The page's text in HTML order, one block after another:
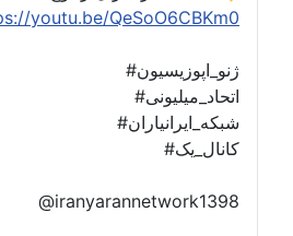
https://youtu.be/QeSoO6CBKm0
#ژنو_اپوزیسیون
#اتحاد_میلیونی
#شبکه_ایرانیاران
#کانال_یک
@iranyarannetwork1398